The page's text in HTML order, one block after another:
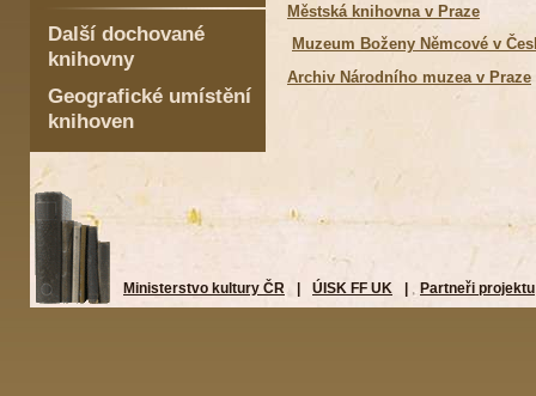
Další dochované
knihovny
Geografické umístění
knihoven
Městská knihovna v Praze
Muzeum Boženy Němcové v
Archiv Národního muzea v Praze
Ministerstvo kultury ČR ÚISK FF UK Partneři projektu